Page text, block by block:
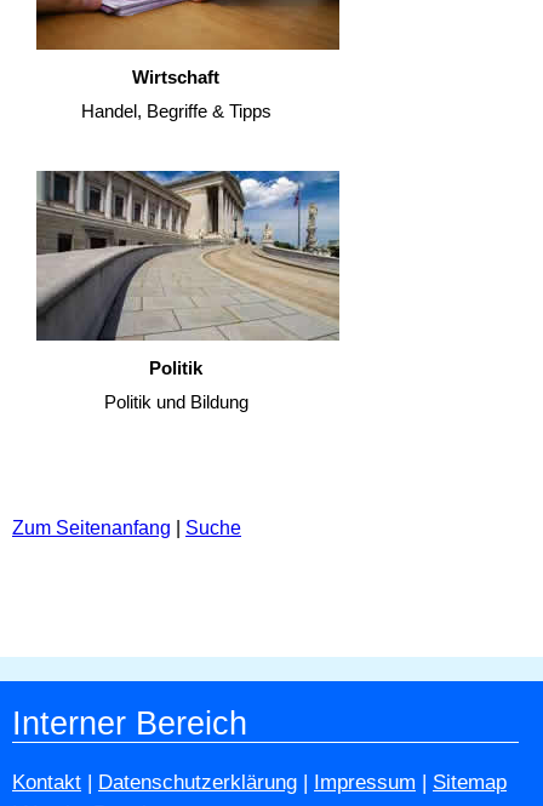
Wirtschaft
Handel, Begriffe & Tipps
Politik
Politik und Bildung
Zum Seitenanfang Suche
Interner Bereich
Kontakt Datenschutzerklärung Impressum
Sitemap